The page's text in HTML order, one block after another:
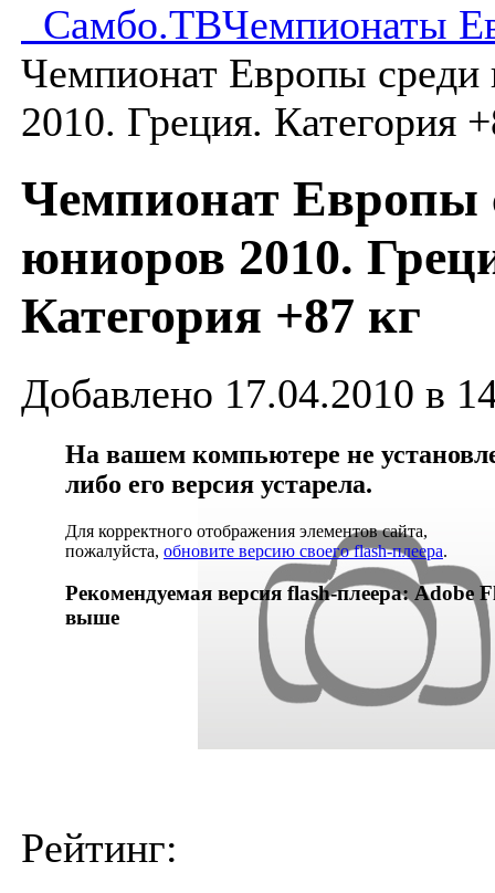
Самбо.ТВЧемпионаты
Чемпионат Европы
2010. Греция. Категория
Чемпионат Европы
юниоров 2010.
Категория +87 кг
Добавлено 17.04.2010 в
На вашем компьютере не
либо его версия устарела.
Для корректного отображения элементов сайта,
пожалуйста, обновите версию своего flash-плеера.
Рекомендуемая версия flash-плеера: Adobe
выше
Рейтинг: